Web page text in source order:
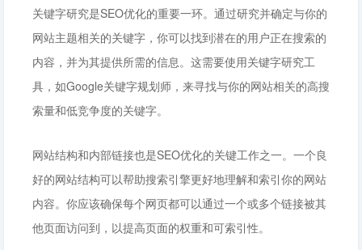
关键字研究是SEO优化的重要一环。通过研究并确定与你的
网站主题相关的关键字，你可以找到潜在的用户正在搜索的
内容，并为其提供所需的信息。这需要使用关键字研究工
具，如Google关键字规划师，来寻找与你的网站相关的高搜
索量和低竞争度的关键字。
网站结构和内部链接也是SEO优化的关键工作之一。一个良
好的网站结构可以帮助搜索引擎更好地理解和索引你的网站
内容。你应该确保每个网页都可以通过一个或多个链接被其
他页面访问到，以提高页面的权重和可索引性。